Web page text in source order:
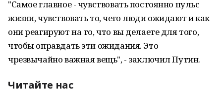
"Самое главное - чувствовать постоянно пульс
жизни, чувствовать то, чего люди ожидают и как
они реагируют на то, что вы делаете для того,
чтобы оправдать эти ожидания. Это
чрезвычайно важная вещь", - заключил Путин.
Читайте нас